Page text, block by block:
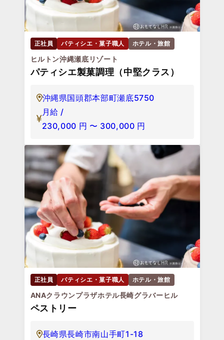
正社員 パティシエ・菓子職人 ホテル・旅館
ヒルトン沖縄瀬底リゾート
パティシエ製菓調理（中堅クラス）
沖縄県国頭郡本部町瀬底5750
月給 /
230,000 円 〜 300,000 円
正社員 パティシエ・菓子職人 ホテル・旅館
ANAクラウンプラザホテル長崎グラバーヒル
ペストリー
長崎県長崎市南山手町1-18